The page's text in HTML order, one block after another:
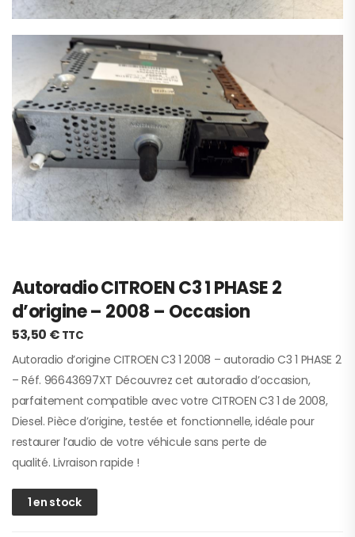
Autoradio CITROEN C3 1 PHASE 2
d’origine – 2008 – Occasion
53,50 € TTC
Autoradio d’origine CITROEN C3 1 2008 – autoradio C3 1 PHASE 2
– Réf. 96643697XT Découvrez cet autoradio d’occasion,
parfaitement compatible avec votre CITROEN C3 1 de 2008,
Diesel. Pièce d’origine, testée et fonctionnelle, idéale pour
restaurer l’audio de votre véhicule sans perte de
qualité. Livraison rapide !
1 en stock